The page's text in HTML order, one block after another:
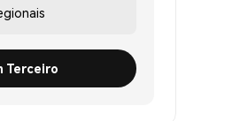
Terceiro